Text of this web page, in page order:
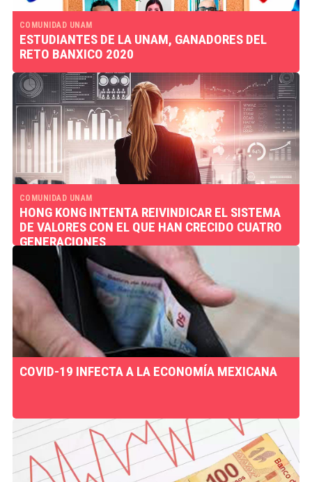
COMUNIDAD UNAM
ESTUDIANTES DE LA UNAM, GANADORES DEL
RETO BANXICO 2020
COMUNIDAD UNAM
HONG KONG INTENTA REIVINDICAR EL SISTEMA
DE VALORES CON EL QUE HAN CRECIDO CUATRO
GENERACIONES
COVID-19 INFECTA A LA ECONOMÍA MEXICANA